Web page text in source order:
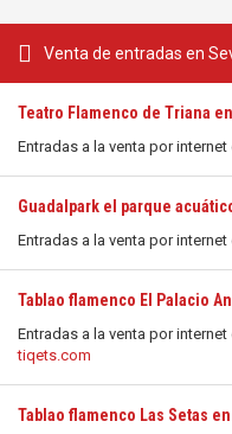
Venta de entradas en
Teatro Flamenco de Triana
Entradas a la venta por
Guadalpark el parque
Entradas a la venta por
Tablao flamenco El Palacio
Entradas a la venta por internet
tiqets.com
Tablao flamenco Las Setas